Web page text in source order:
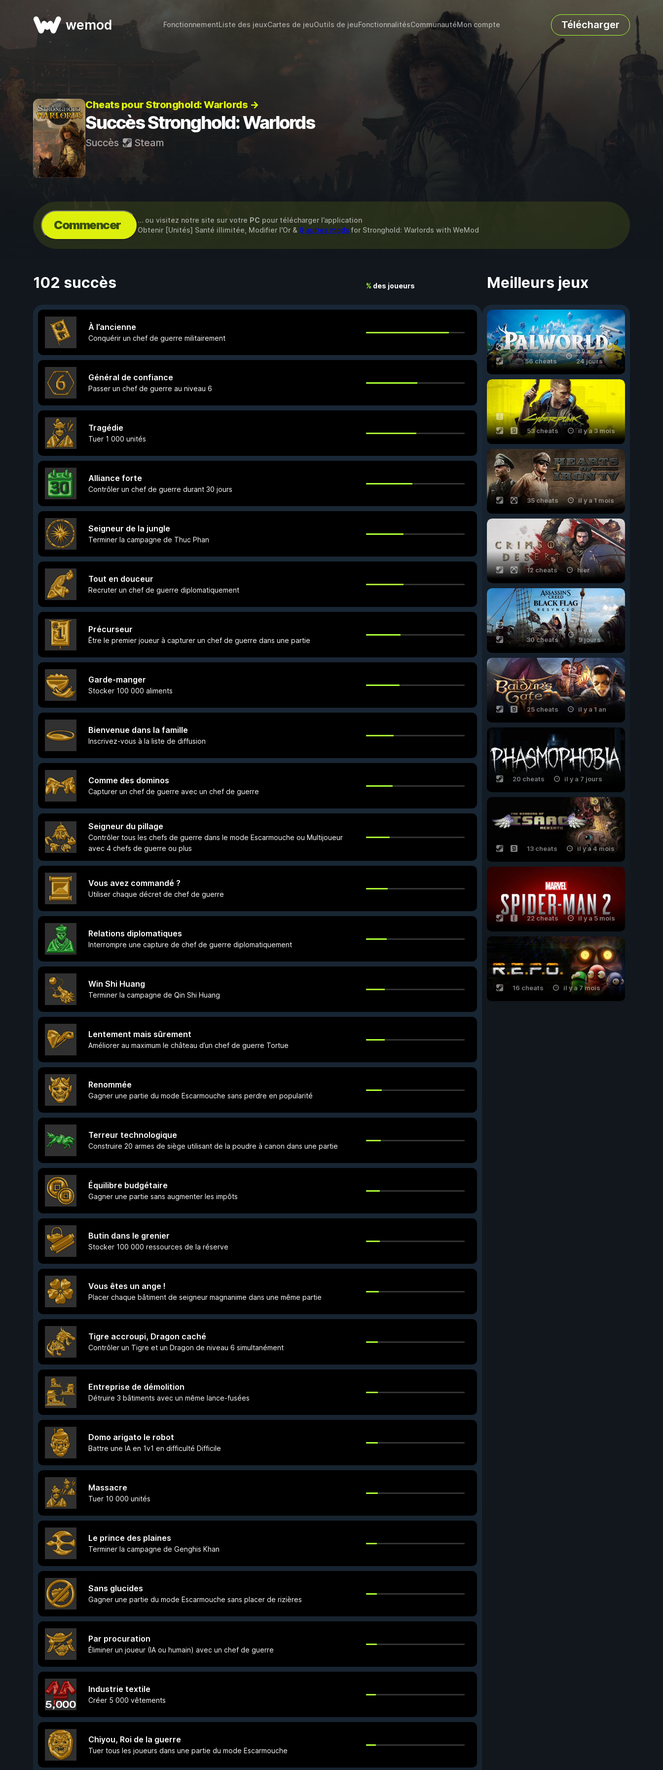
wemod FonctionnementListe des jeuxCartes de jeuOutils de jeuFonctionnalitésCommunautéMon compte Télécharger
Cheats pour Stronghold: Warlords →
Succès Stronghold: Warlords
Succès Steam
Commencer … ou visitez notre site sur votre PC pour télécharger l’application
Obtenir [Unités] Santé illimitée, Modifier l'Or & 8 autres mods for Stronghold: Warlords with WeMod
102 succès % des joueurs
À l’ancienne
Conquérir un chef de guerre militairement
Général de confiance
Passer un chef de guerre au niveau 6
Tragédie
Tuer 1 000 unités
Alliance forte
Contrôler un chef de guerre durant 30 jours
Seigneur de la jungle
Terminer la campagne de Thuc Phan
Tout en douceur
Recruter un chef de guerre diplomatiquement
Précurseur
Être le premier joueur à capturer un chef de guerre dans une partie
Garde-manger
Stocker 100 000 aliments
Bienvenue dans la famille
Inscrivez-vous à la liste de diffusion
Comme des dominos
Capturer un chef de guerre avec un chef de guerre
Seigneur du pillage
Contrôler tous les chefs de guerre dans le mode Escarmouche ou Multijoueur
avec 4 chefs de guerre ou plus
Vous avez commandé ?
Utiliser chaque décret de chef de guerre
Relations diplomatiques
Interrompre une capture de chef de guerre diplomatiquement
Win Shi Huang
Terminer la campagne de Qin Shi Huang
Lentement mais sûrement
Améliorer au maximum le château d’un chef de guerre Tortue
Renommée
Gagner une partie du mode Escarmouche sans perdre en popularité
Terreur technologique
Construire 20 armes de siège utilisant de la poudre à canon dans une partie
Équilibre budgétaire
Gagner une partie sans augmenter les impôts
Butin dans le grenier
Stocker 100 000 ressources de la réserve
Vous êtes un ange !
Placer chaque bâtiment de seigneur magnanime dans une même partie
Tigre accroupi, Dragon caché
Contrôler un Tigre et un Dragon de niveau 6 simultanément
Entreprise de démolition
Détruire 3 bâtiments avec un même lance-fusées
Domo arigato le robot
Battre une IA en 1v1 en difficulté Difficile
Massacre
Tuer 10 000 unités
Le prince des plaines
Terminer la campagne de Genghis Khan
Sans glucides
Gagner une partie du mode Escarmouche sans placer de rizières
Par procuration
Éliminer un joueur (IA ou humain) avec un chef de guerre
Industrie textile
Créer 5 000 vêtements
Chiyou, Roi de la guerre
Tuer tous les joueurs dans une partie du mode Escarmouche
Meilleurs jeux
56 cheats
il y a
24 jours
53 cheats il y a 3 mois
35 cheats il y a 1 mois
12 cheats hier
30 cheats
il y a
9 jours
25 cheats il y a 1 an
20 cheats il y a 7 jours
13 cheats il y a 4 mois
22 cheats il y a 5 mois
16 cheats il y a 7 mois